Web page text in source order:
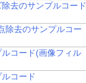
去のサンプルコード
除去のサンプルコー
コード(画像フィル
コード